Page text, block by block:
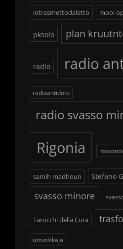
iotrasmettodaletto mooi
pksolo plan
radio radio
radioantidoto
radio svasso
Rigonia
samih madhoun Stefano
svasso minore
Tarocchi della Cura
ustvolskaja